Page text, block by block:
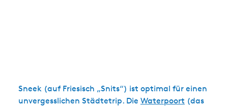
Sneek (auf Friesisch „Snits“) ist optimal für einen
unvergesslichen Städtetrip. Die Waterpoort (das